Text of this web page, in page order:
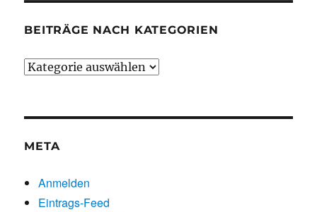
BEITRÄGE NACH KATEGORIEN
Beiträge
META
Anmelden
Eintrags-Feed